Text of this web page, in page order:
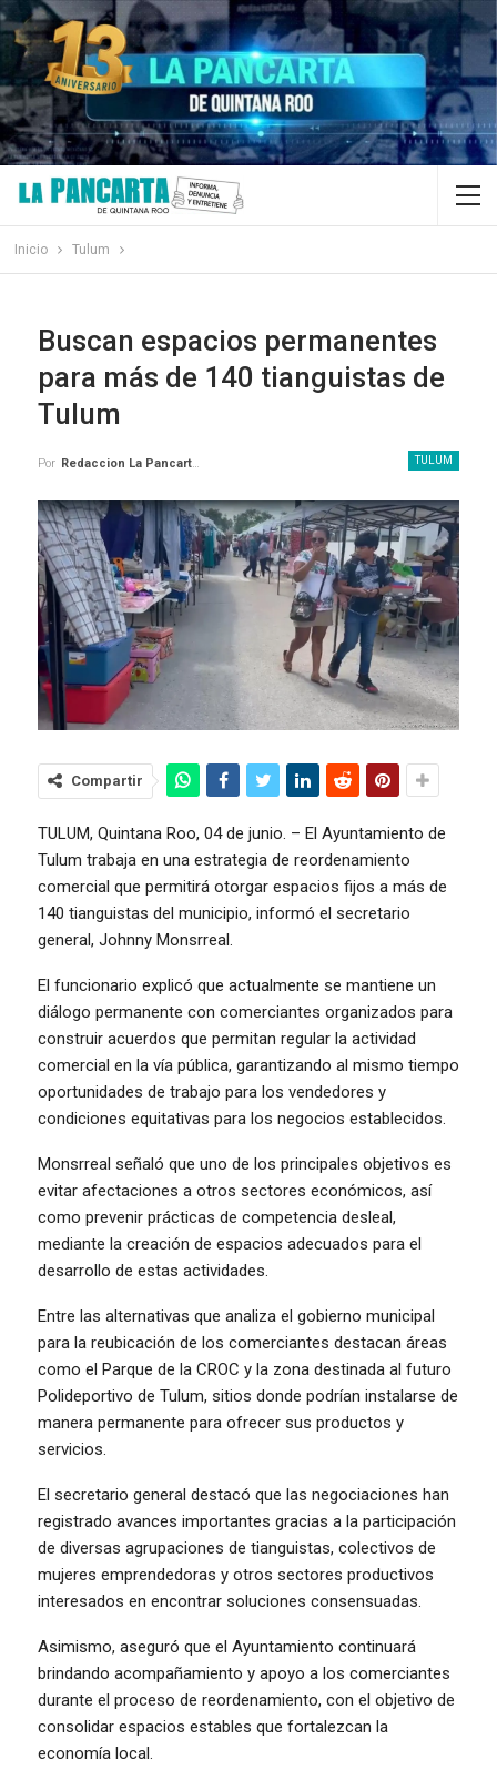
Inicio Tulum
Buscan espacios permanentes
para más de 140 tianguistas de
Tulum
TULUM
Por Redaccion La Pancarta De Quintana Roo
Compartir
TULUM, Quintana Roo, 04 de junio. – El Ayuntamiento de
Tulum trabaja en una estrategia de reordenamiento
comercial que permitirá otorgar espacios fijos a más de
140 tianguistas del municipio, informó el secretario
general, Johnny Monsrreal.
El funcionario explicó que actualmente se mantiene un
diálogo permanente con comerciantes organizados para
construir acuerdos que permitan regular la actividad
comercial en la vía pública, garantizando al mismo tiempo
oportunidades de trabajo para los vendedores y
condiciones equitativas para los negocios establecidos.
Monsrreal señaló que uno de los principales objetivos es
evitar afectaciones a otros sectores económicos, así
como prevenir prácticas de competencia desleal,
mediante la creación de espacios adecuados para el
desarrollo de estas actividades.
Entre las alternativas que analiza el gobierno municipal
para la reubicación de los comerciantes destacan áreas
como el Parque de la CROC y la zona destinada al futuro
Polideportivo de Tulum, sitios donde podrían instalarse de
manera permanente para ofrecer sus productos y
servicios.
El secretario general destacó que las negociaciones han
registrado avances importantes gracias a la participación
de diversas agrupaciones de tianguistas, colectivos de
mujeres emprendedoras y otros sectores productivos
interesados en encontrar soluciones consensuadas.
Asimismo, aseguró que el Ayuntamiento continuará
brindando acompañamiento y apoyo a los comerciantes
durante el proceso de reordenamiento, con el objetivo de
consolidar espacios estables que fortalezcan la
economía local.